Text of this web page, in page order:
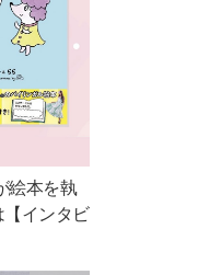
絵本を執
インタビ